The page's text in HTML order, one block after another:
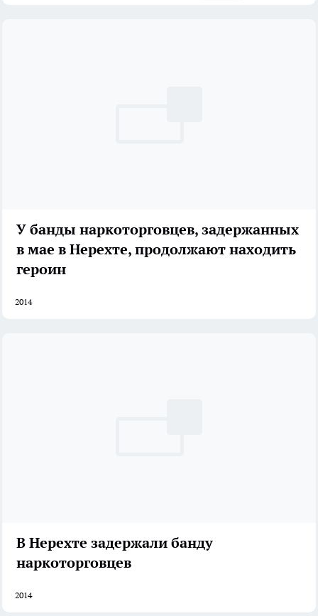
У банды наркоторговцев, задержанных
в мае в Нерехте, продолжают находить
героин
2014
В Нерехте задержали банду
наркоторговцев
2014